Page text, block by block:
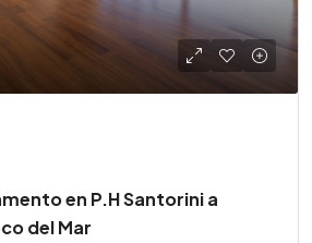
en P.H Santorini a
del Mar